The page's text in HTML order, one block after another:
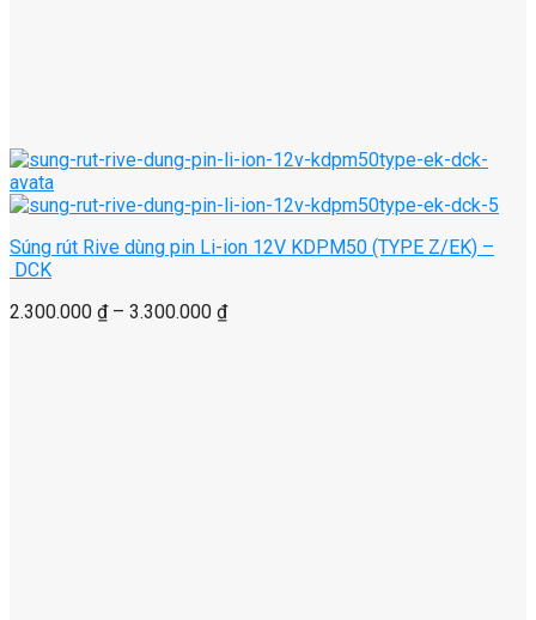
Súng rút Rive dùng pin Li-ion 12V KDPM50 (TYPE Z/EK) –
DCK
2.300.000 ₫– 3.300.000 ₫